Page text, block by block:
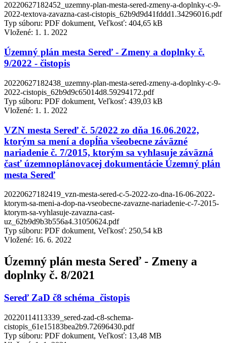
20220627182452_uzemny-plan-mesta-sered-zmeny-a-doplnky-c-9-
2022-textova-zavazna-cast-cistopis_62b9d9d41fddd1.34296016.pdf
Typ súboru: PDF dokument, Veľkosť: 404,65 kB
Vložené: 1. 1. 2022
Územný plán mesta Sereď - Zmeny a doplnky č.
9/2022 - čistopis
20220627182438_uzemny-plan-mesta-sered-zmeny-a-doplnky-c-9-
2022-cistopis_62b9d9c65014d8.59294172.pdf
Typ súboru: PDF dokument, Veľkosť: 439,03 kB
Vložené: 1. 1. 2022
VZN mesta Sereď č. 5/2022 zo dňa 16.06.2022,
ktorým sa mení a dopĺňa všeobecne záväzné
nariadenie č. 7/2015, ktorým sa vyhlasuje záväzná
časť územnoplánovacej dokumentácie Územný plán
mesta Sereď
20220627182419_vzn-mesta-sered-c-5-2022-zo-dna-16-06-2022-
ktorym-sa-meni-a-dop-na-vseobecne-zavazne-nariadenie-c-7-2015-
ktorym-sa-vyhlasuje-zavazna-cast-
uz_62b9d9b3b556a4.31050624.pdf
Typ súboru: PDF dokument, Veľkosť: 250,54 kB
Vložené: 16. 6. 2022
Územný plán mesta Sereď - Zmeny a
doplnky č. 8/2021
Sereď ZaD č8 schéma_čistopis
20220114113339_sered-zad-c8-schema-
cistopis_61e15183bea2b9.72696430.pdf
Typ súboru: PDF dokument, Veľkosť: 13,48 MB